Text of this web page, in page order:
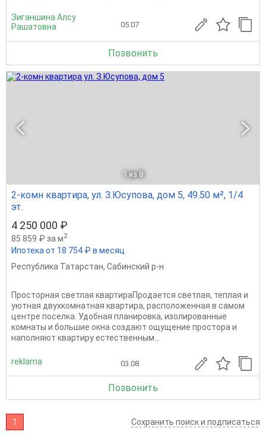
Зиганшина Алсу
Рашатовна
05.07
Позвонить
1 из 8
2-комн квартира, ул. З.Юсупова, дом 5, 49.50 м², 1/4
эт.
4 250 000 ₽
85 859 ₽ за м2
Ипотека от 18 754 ₽ в месяц
Республика Татарстан, Сабинский р-н
Просторная светлая квартираПродается светлая, теплая и
уютная двухкомнатная квартира, расположенная в самом
центре поселка. Удобная планировка, изолированные
комнаты и большие окна создают ощущение простора и
наполняют квартиру естественным...
reklama 03.08
Позвонить
1 Сохранить поиск и подписаться